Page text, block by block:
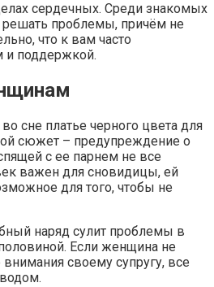
сердечных. Среди знакомых
проблемы, причём не
что к вам часто
и поддержкой.
сне платье черного цвета для
сюжет – предупреждение о
с ее парнем не все
важен для сновидицы, ей
для того, чтобы не
наряд сулит проблемы в
Если женщина не
своему супругу, все